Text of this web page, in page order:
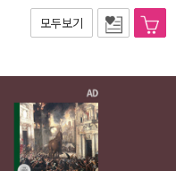
모두보기